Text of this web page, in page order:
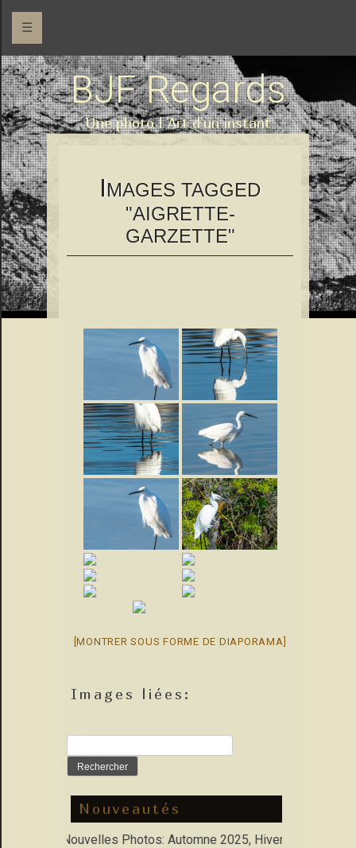
☰
BJF Regards
Une photo l 'Art d'un instant
IMAGES TAGGED
"AIGRETTE-
GARZETTE"
[MONTRER SOUS FORME DE DIAPORAMA]
Images liées:
Nouveautés
: Nouvelles Photos: Automne 2025, Hiver 2026